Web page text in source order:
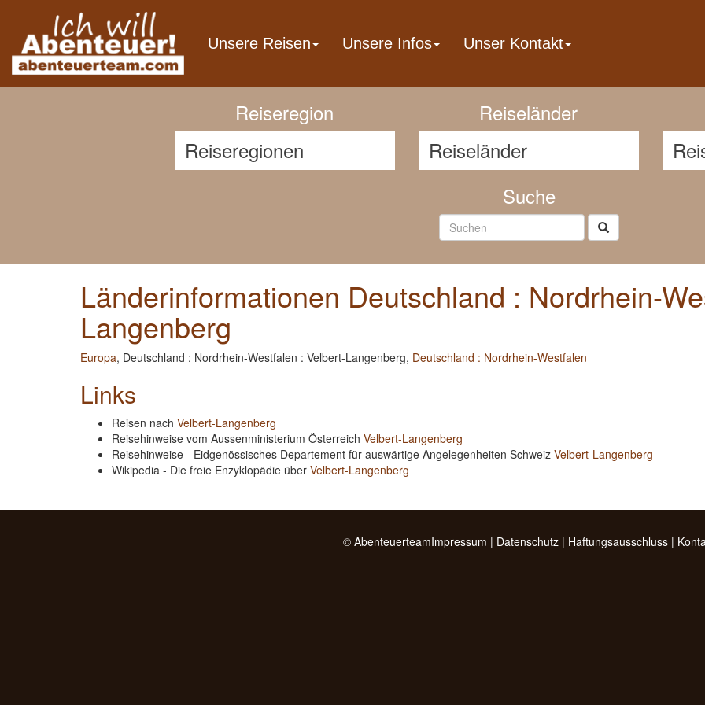
Previous
Reiseregion Reiseländer
Suche
Länderinformationen Deutschland : Nordrhein-
Langenberg
Europa, Deutschland : Nordrhein-Westfalen : Velbert-Langenberg, Deutschland : Nordrhein-Westfalen
Links
Reisen nach Velbert-Langenberg
Reisehinweise vom Aussenministerium Österreich Velbert-Langenberg
Reisehinweise - Eidgenössisches Departement für auswärtige Angelegenheiten Schweiz Velbert-Langenberg
Wikipedia - Die freie Enzyklopädie über Velbert-Langenberg
© AbenteuerteamImpressum | Datenschutz| Haftungsausschluss|
Unsere Reisen Unsere Infos Unser Kontakt